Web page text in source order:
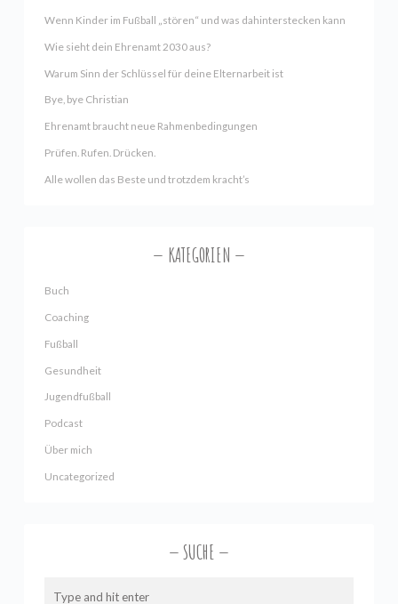
Wenn Kinder im Fußball „stören“ und was dahinterstecken kann
Wie sieht dein Ehrenamt 2030 aus?
Warum Sinn der Schlüssel für deine Elternarbeit ist
Bye, bye Christian
Ehrenamt braucht neue Rahmenbedingungen
Prüfen. Rufen. Drücken.
Alle wollen das Beste und trotzdem kracht’s
KATEGORIEN
Buch
Coaching
Fußball
Gesundheit
Jugendfußball
Podcast
Über mich
Uncategorized
SUCHE